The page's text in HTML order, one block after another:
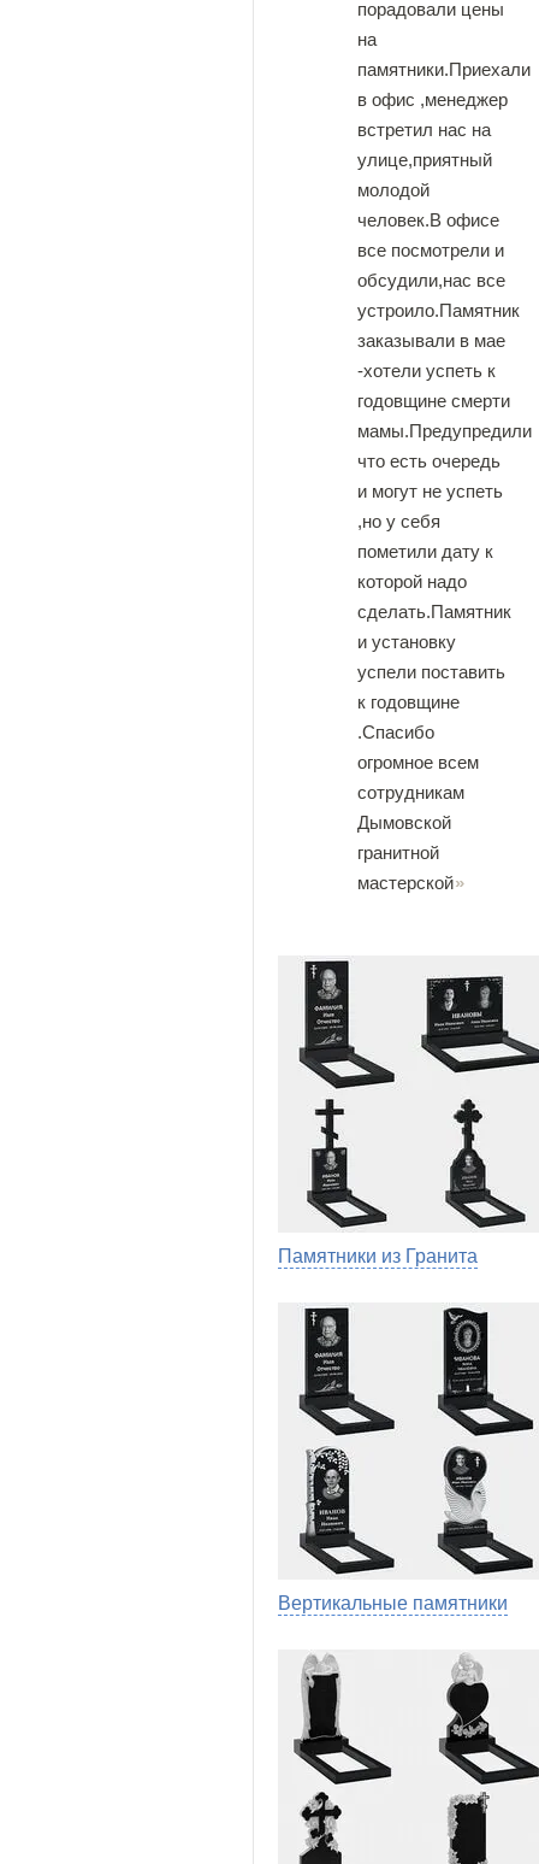
порадовали цены
на
памятники.Приехали
в офис ,менеджер
встретил нас на
улице,приятный
молодой
человек.В офисе
все посмотрели и
обсудили,нас все
устроило.Памятник
заказывали в мае
-хотели успеть к
годовщине смерти
мамы.Предупредили
что есть очередь
и могут не успеть
,но у себя
пометили дату к
которой надо
сделать.Памятник
и установку
успели поставить
к годовщине
.Спасибо
огромное всем
сотрудникам
Дымовской
гранитной
мастерской
Памятники из Гранита
Вертикальные памятники